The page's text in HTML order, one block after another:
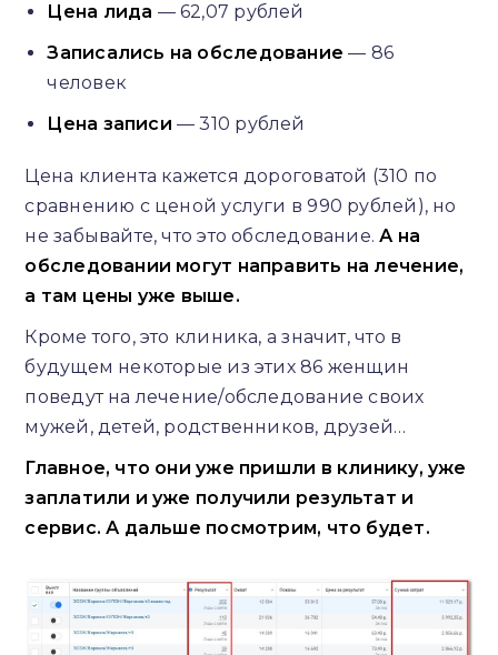
Цена лида — 62,07 рублей
Записались на обследование — 86
человек
Цена записи — 310 рублей
Цена клиента кажется дороговатой (310 по
сравнению с ценой услуги в 990 рублей), но
не забывайте, что это обследование. А на
обследовании могут направить на лечение,
а там цены уже выше.
Кроме того, это клиника, а значит, что в
будущем некоторые из этих 86 женщин
поведут на лечение/обследование своих
мужей, детей, родственников, друзей…
Главное, что они уже пришли в клинику, уже
заплатили и уже получили результат и
сервис. А дальше посмотрим, что будет.